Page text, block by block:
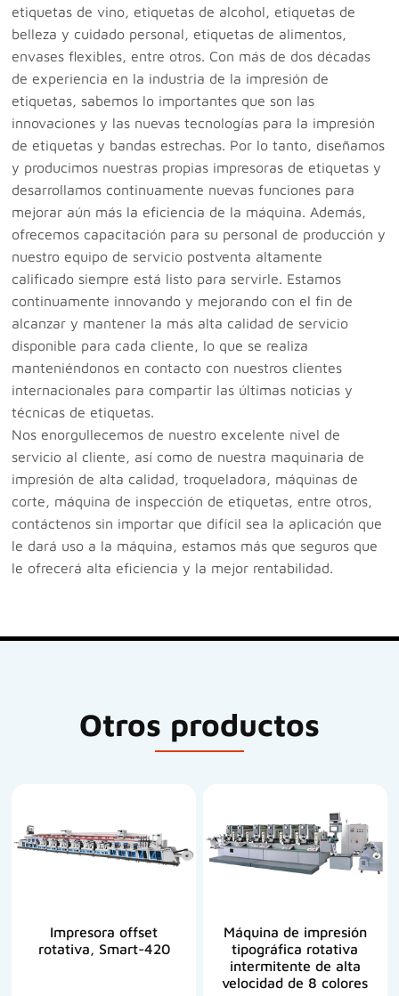
etiquetas de vino, etiquetas de alcohol, etiquetas de
belleza y cuidado personal, etiquetas de alimentos,
envases flexibles, entre otros. Con más de dos décadas
de experiencia en la industria de la impresión de
etiquetas, sabemos lo importantes que son las
innovaciones y las nuevas tecnologías para la impresión
de etiquetas y bandas estrechas. Por lo tanto, diseñamos
y producimos nuestras propias impresoras de etiquetas y
desarrollamos continuamente nuevas funciones para
mejorar aún más la eficiencia de la máquina. Además,
ofrecemos capacitación para su personal de producción y
nuestro equipo de servicio postventa altamente
calificado siempre está listo para servirle. Estamos
continuamente innovando y mejorando con el fin de
alcanzar y mantener la más alta calidad de servicio
disponible para cada cliente, lo que se realiza
manteniéndonos en contacto con nuestros clientes
internacionales para compartir las últimas noticias y
técnicas de etiquetas.
Nos enorgullecemos de nuestro excelente nivel de
servicio al cliente, así como de nuestra maquinaria de
impresión de alta calidad, troqueladora, máquinas de
corte, máquina de inspección de etiquetas, entre otros,
contáctenos sin importar que difícil sea la aplicación que
le dará uso a la máquina, estamos más que seguros que
le ofrecerá alta eficiencia y la mejor rentabilidad.
Otros productos
Impresora offset
rotativa, Smart-420
Máquina de impresión
tipográfica rotativa
intermitente de alta
velocidad de 8 colores